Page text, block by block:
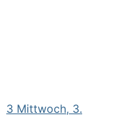
3 Mittwoch, 3.